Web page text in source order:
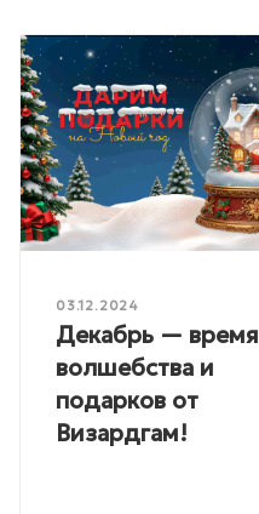
03.12.2024
Декабрь — время
волшебства и
подарков от
Визардгам!